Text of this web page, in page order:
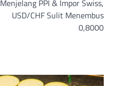
Menjelang PPI & Impor Swiss,
USD/CHF Sulit Menembus
0,8000